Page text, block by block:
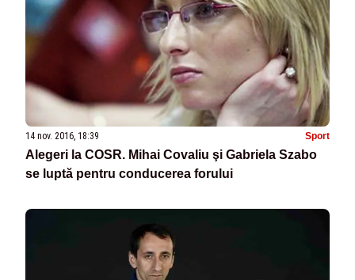
14 nov. 2016, 18:39 Sport
Alegeri la COSR. Mihai Covaliu şi Gabriela Szabo
se luptă pentru conducerea forului